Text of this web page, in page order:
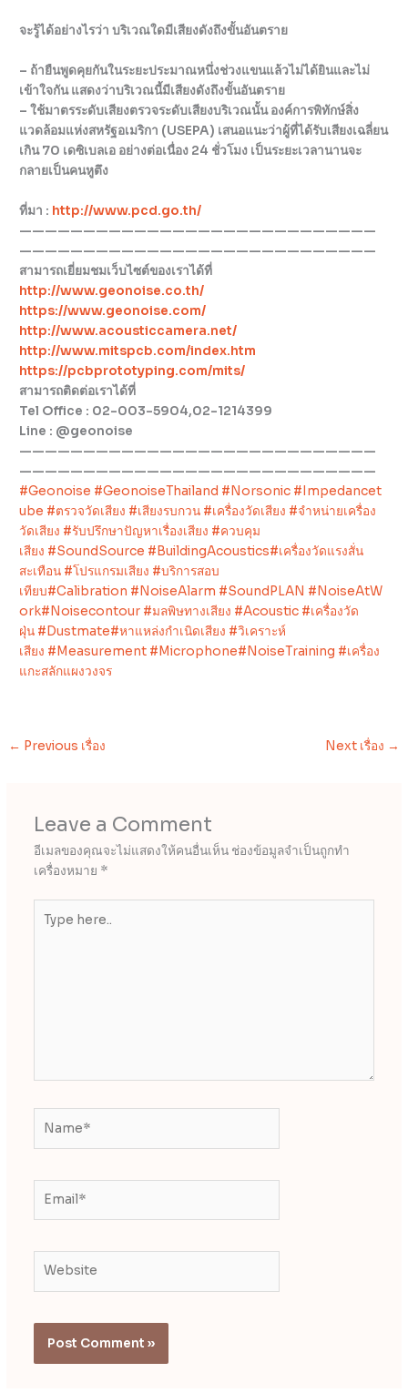
จะรู้ได้อย่างไรว่า บริเวณใดมีเสียงดังถึงขั้นอันตราย
– ถ้ายืนพูดคุยกันในระยะประมาณหนึ่งช่วงแขนแล้วไม่ได้ยินและไม่
เข้าใจกัน แสดงว่าบริเวณนี้มีเสียงดังถึงขั้นอันตราย
– ใช้มาตรระดับเสียงตรวจระดับเสียงบริเวณนั้น องค์การพิทักษ์สิ่ง
แวดล้อมแห่งสหรัฐอเมริกา (USEPA) เสนอแนะว่าผู้ที่ได้รับเสียงเฉลี่ยน
เกิน 70 เดซิเบลเอ อย่างต่อเนื่อง 24 ชั่วโมง เป็นระยะเวลานานจะ
กลายเป็นคนหูตึง
ที่มา : http://www.pcd.go.th/
————————————————————————————
————————————————————————————
สามารถเยี่ยมชมเว็บไซต์ของเราได้ที่
http://www.geonoise.co.th/
https://www.geonoise.com/
http://www.acousticcamera.net/
http://www.mitspcb.com/index.htm
https://pcbprototyping.com/mits/
สามารถติดต่อเราได้ที่
Tel Office : 02-003-5904,02-1214399
Line : @geonoise
————————————————————————————
————————————————————————————
#Geonoise #GeonoiseThailand #Norsonic #Impedancet
ube #ตรวจวัดเสียง #เสียงรบกวน #เครื่องวัดเสียง #จำหน่ายเครื่อง
วัดเสียง #รับปรึกษาปัญหาเรื่องเสียง #ควบคุม
เสียง #SoundSource #BuildingAcoustics#เครื่องวัดแรงสั่น
สะเทือน #โปรแกรมเสียง #บริการสอบ
เทียบ#Calibration #NoiseAlarm #SoundPLAN #NoiseAtW
ork#Noisecontour #มลพิษทางเสียง #Acoustic #เครื่องวัด
ฝุ่น #Dustmate#หาแหล่งกำเนิดเสียง #วิเคราะห์
เสียง #Measurement #Microphone#NoiseTraining #เครื่อง
แกะสลักแผงวงจร
← Previous เรื่อง Next เรื่อง →
Leave a Comment
อีเมลของคุณจะไม่แสดงให้คนอื่นเห็น ช่องข้อมูลจำเป็นถูกทำ
เครื่องหมาย *
here..